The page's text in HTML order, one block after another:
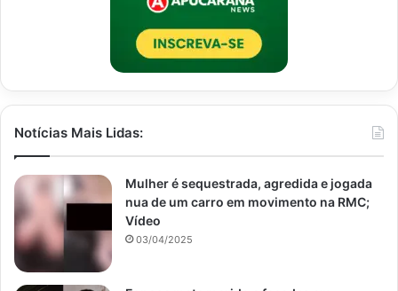
Notícias Mais Lidas:
Mulher é sequestrada, agredida e jogada
nua de um carro em movimento na RMC;
Vídeo
03/04/2025